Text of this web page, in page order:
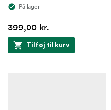
På lager
399,00 kr.
Tilføj til kurv